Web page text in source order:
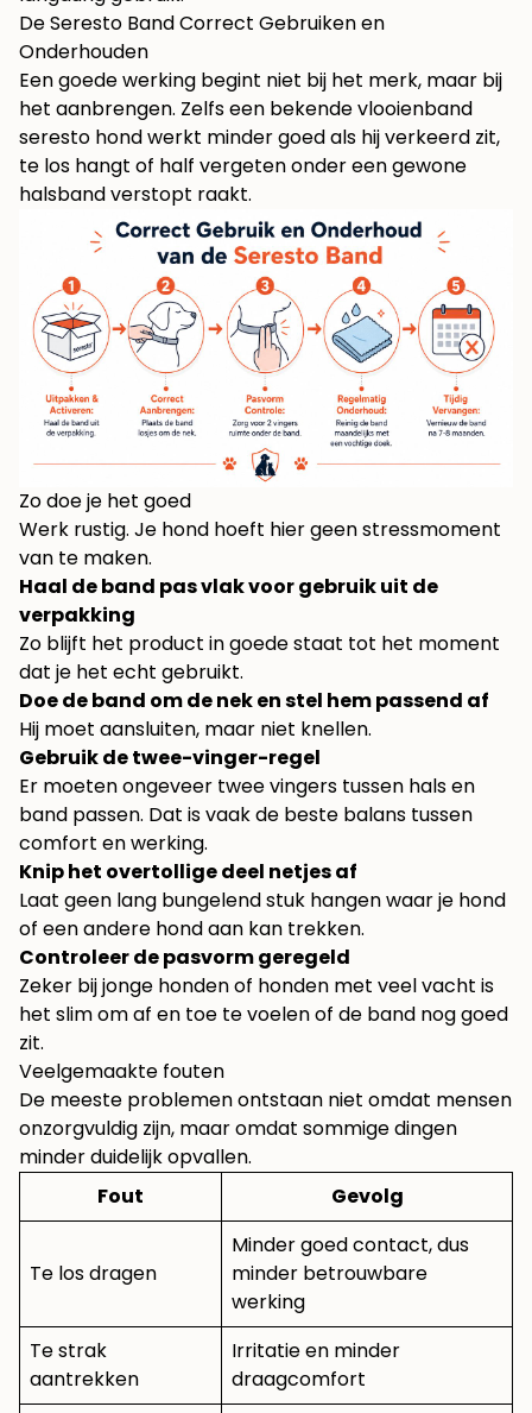
De Seresto Band Correct Gebruiken en
Onderhouden
Een goede werking begint niet bij het merk, maar bij
het aanbrengen. Zelfs een bekende vlooienband
seresto hond werkt minder goed als hij verkeerd zit,
te los hangt of half vergeten onder een gewone
halsband verstopt raakt.
Zo doe je het goed
Werk rustig. Je hond hoeft hier geen stressmoment
van te maken.
Haal de band pas vlak voor gebruik uit de
verpakking
Zo blijft het product in goede staat tot het moment
dat je het echt gebruikt.
Doe de band om de nek en stel hem passend af
Hij moet aansluiten, maar niet knellen.
Gebruik de twee-vinger-regel
Er moeten ongeveer twee vingers tussen hals en
band passen. Dat is vaak de beste balans tussen
comfort en werking.
Knip het overtollige deel netjes af
Laat geen lang bungelend stuk hangen waar je hond
of een andere hond aan kan trekken.
Controleer de pasvorm geregeld
Zeker bij jonge honden of honden met veel vacht is
het slim om af en toe te voelen of de band nog goed
zit.
Veelgemaakte fouten
De meeste problemen ontstaan niet omdat mensen
onzorgvuldig zijn, maar omdat sommige dingen
minder duidelijk opvallen.
Fout
Gevolg
Te los dragen
Minder goed contact, dus
minder betrouwbare
werking
Te strak
aantrekken
Irritatie en minder
draagcomfort